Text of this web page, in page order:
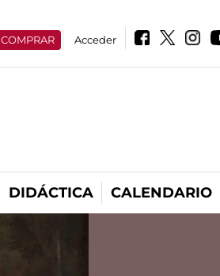
COMPRAR Acceder
DIDÁCTICA CALENDARIO